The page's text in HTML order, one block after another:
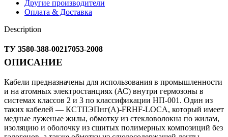
Другие производители
Оплата & Доставка
Description
ТУ 3580-388-00217053-2008
ОПИСАНИЕ
Кабели предназначены для использования в промышленности
и на атомных электростанциях (АС) внутри гермозоны в
системах классов 2 и 3 по классификации НП-001. Один из
таких кабелей — КСТПЭПнг(А)-FRHF-LOCA, который имеет
медные луженые жилы, обмотку из стекловолокна по жилам,
изоляцию и оболочку из сшитых полимерных композиций без